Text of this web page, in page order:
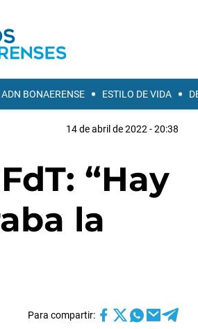
ADN BONAERENSE ESTILO DE VIDA
14 de abril de 2022 - 20:38
“Hay
la
Para compartir: